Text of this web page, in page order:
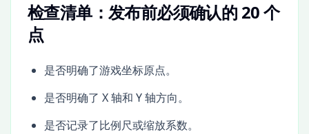
检查清单：发布前必须确认的 20 个
点
是否明确了游戏坐标原点。
是否明确了 X 轴和 Y 轴方向。
是否记录了比例尺或缩放系数。